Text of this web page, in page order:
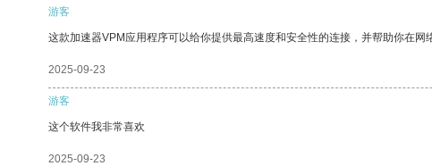
游客
这款加速器VPM应用程序可以给你提供最高速度和安全性的连接，并帮助你在网
2025-09-23
游客
这个软件我非常喜欢
2025-09-23